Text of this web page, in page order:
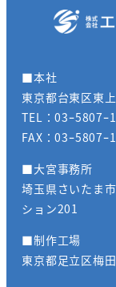
■本社
東京都台東区東
TEL：03ｰ5807ｰ
FAX：03ｰ5807ｰ
■大宮事務所
埼玉県さいたま
ション201
■制作工場
東京都足立区梅